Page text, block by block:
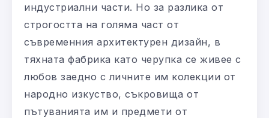
индустриални части. Но за разлика от
строгостта на голяма част от
съвременния архитектурен дизайн, в
тяхната фабрика като черупка се живее с
любов заедно с личните им колекции от
народно изкуство, съкровища от
пътуванията им и предмети от